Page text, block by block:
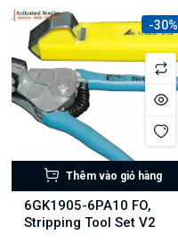
-30%
Thêm vào giỏ hàng
6GK1905-6PA10 FO,
Stripping Tool Set V2